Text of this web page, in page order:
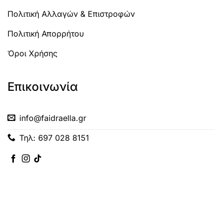
Πολιτική Αλλαγών & Επιστροφών
Πολιτική Απορρήτου
Όροι Χρήσης
Επικοινωνία
info@faidraella.gr
Τηλ: 697 028 8151